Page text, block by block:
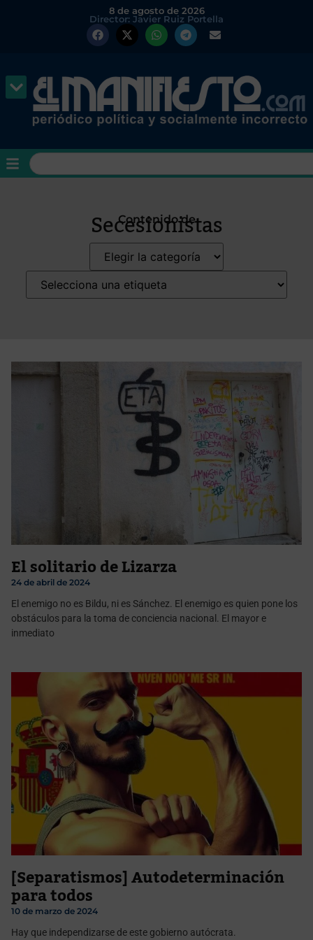
8 de agosto de 2026
Director: Javier Ruiz Portella
Contenido de
Secesionistas
El solitario de Lizarza
24 de abril de 2024
El enemigo no es Bildu, ni es Sánchez. El enemigo es quien pone los
obstáculos para la toma de conciencia nacional. El mayor e
inmediato
[Separatismos] Autodeterminación
para todos
10 de marzo de 2024
Hay que independizarse de este gobierno autócrata.